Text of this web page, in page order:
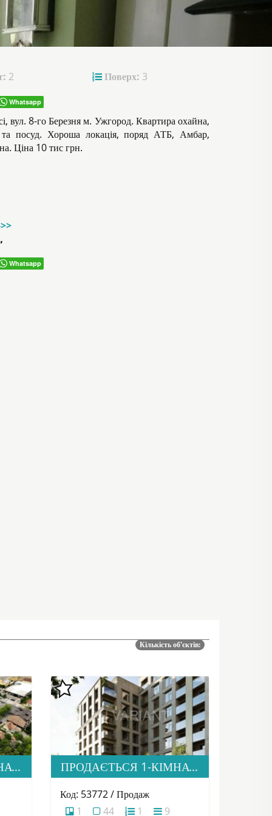
2 Поверх: 3
Whatsapp
вул. 8-гоБерезням. Ужгород. Квартира охайна,
та посуд. Хороша локація, поряд АТБ, Амбар,
Ціна 10 тис грн.
Whatsapp
Кількість об'єктів:
ПРОДАЄТЬСЯ 2-КІМНАТНА КВАРТИРА В НОВОМУ ЖК “ДІМ ДРУГЕТІВ” ПРОДАЄТЬСЯ 1-КІМНАТНА КВАРТИРА В НОВОМУ ЖК “ДІМ ДРУГЕТІВ”
Код: 53772 / Продаж
1
44 1 9